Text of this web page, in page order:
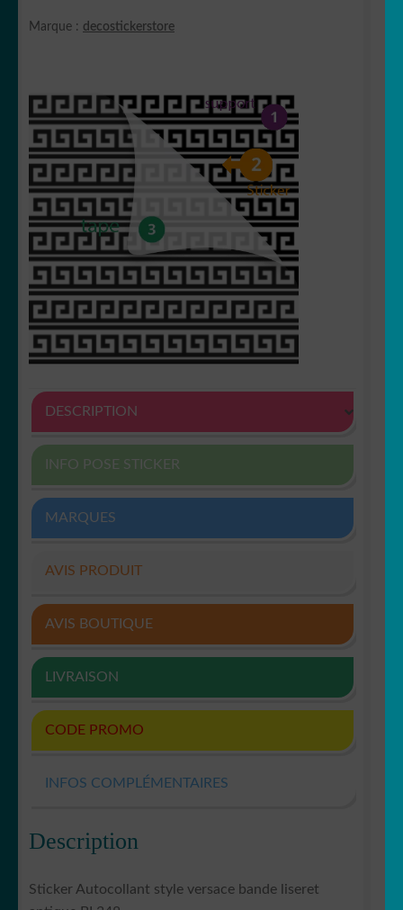
Marque : decostickerstore
DESCRIPTION
INFO POSE STICKER
MARQUES
AVIS PRODUIT
AVIS BOUTIQUE
LIVRAISON
CODE PROMO
INFOS COMPLÉMENTAIRES
Description
Sticker Autocollant style versace bande liseret